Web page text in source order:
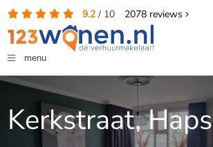
9.2/ 10 2078reviews
menu
Kerkstraat, Haps